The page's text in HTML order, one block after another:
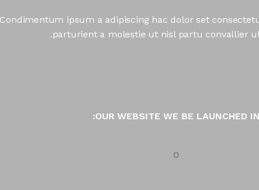
Condimentum ipsum a adipiscing hac dolor set
parturient a molestie ut nisl partu convallier
OUR WEBSITE WE BE LAUNCHED IN:
0